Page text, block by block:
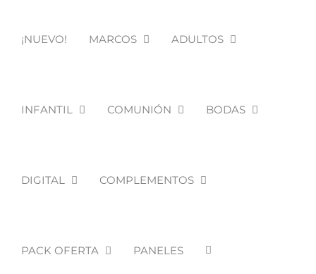
¡NUEVO! MARCOS ADULTOS
INFANTIL COMUNIÓN BODAS
DIGITAL COMPLEMENTOS
PACK OFERTA PANELES